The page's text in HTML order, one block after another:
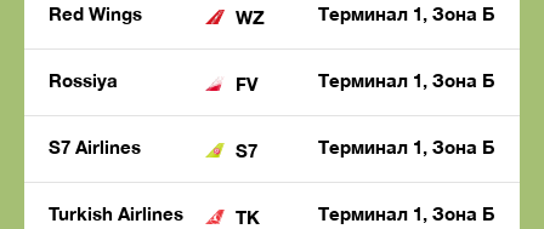
Red Wings WZ Терминал 1, Зона Б
Rossiya FV Терминал 1, Зона Б
S7 Airlines S7 Терминал 1, Зона Б
Turkish Airlines TK Терминал 1, Зона Б